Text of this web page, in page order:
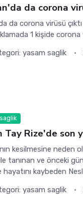
da corona
da corona virüsü çıktı
1 kişide
yasam saglik
Tay Rize'de son
kesilmesine neden
tanınan ve önceki
kaybeden
yasam saglik